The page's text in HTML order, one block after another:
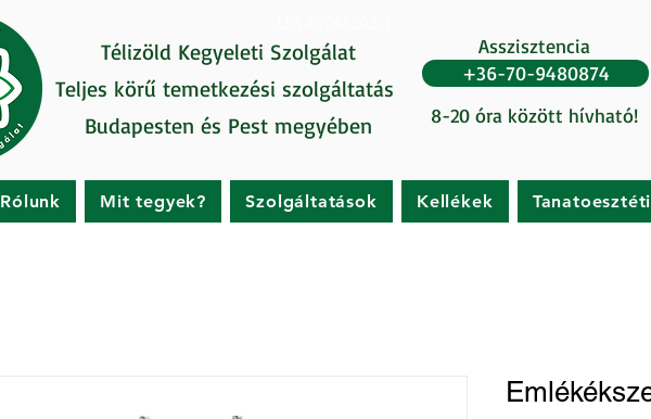
Télizöld Kegyeleti Szolgálat
Teljes körű temetkezési szolgáltatás
Budapesten és Pest megyében
Asszisztencia
8-20 óra között hívható!
+36-70-9480874
Rólunk Mit tegyek? Szolgáltatások Kellékek